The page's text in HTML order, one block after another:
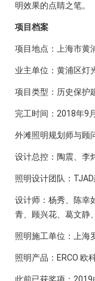
明效果的点睛之笔。
项目档案
项目地点：上海市黄
业主单位：黄浦区灯
项目类型：历史保护
完工时间：2018年9月
外滩照明规划师与顾
设计总控：陶震、李
照明设计团队：
设计师：杨秀、陈幸
青、顾兴花、葛文静
照明施工单位：上海
照明产品：ERCO 欧